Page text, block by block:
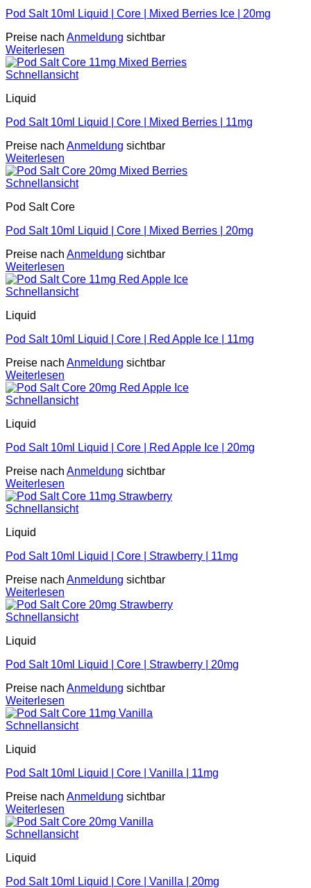
Pod Salt 10ml Liquid | Core | Mixed Berries Ice | 20mg
Preise nach Anmeldung sichtbar
Weiterlesen
Schnellansicht
Liquid
Pod Salt 10ml Liquid | Core | Mixed Berries | 11mg
Preise nach Anmeldung sichtbar
Weiterlesen
Schnellansicht
Pod Salt Core
Pod Salt 10ml Liquid | Core | Mixed Berries | 20mg
Preise nach Anmeldung sichtbar
Weiterlesen
Schnellansicht
Liquid
Pod Salt 10ml Liquid | Core | Red Apple Ice | 11mg
Preise nach Anmeldung sichtbar
Weiterlesen
Schnellansicht
Liquid
Pod Salt 10ml Liquid | Core | Red Apple Ice | 20mg
Preise nach Anmeldung sichtbar
Weiterlesen
Schnellansicht
Liquid
Pod Salt 10ml Liquid | Core | Strawberry | 11mg
Preise nach Anmeldung sichtbar
Weiterlesen
Schnellansicht
Liquid
Pod Salt 10ml Liquid | Core | Strawberry | 20mg
Preise nach Anmeldung sichtbar
Weiterlesen
Schnellansicht
Liquid
Pod Salt 10ml Liquid | Core | Vanilla | 11mg
Preise nach Anmeldung sichtbar
Weiterlesen
Schnellansicht
Liquid
Pod Salt 10ml Liquid | Core | Vanilla | 20mg